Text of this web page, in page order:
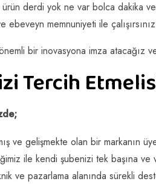
derdi yok ne var bolca dakika
ebeveyn memnuniyeti ile
bir inovasyona imza atacağız
Tercih
ve gelişmekte olan bir markanın
ile kendi şubenizi tek başına ve
ve pazarlama alanında sürekli